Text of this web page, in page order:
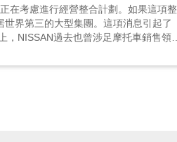
在考慮進行經營整合計劃。如果這項整
界第三的大型集團。這項消息引起了
，NISSAN過去也曾涉足摩托車銷售領